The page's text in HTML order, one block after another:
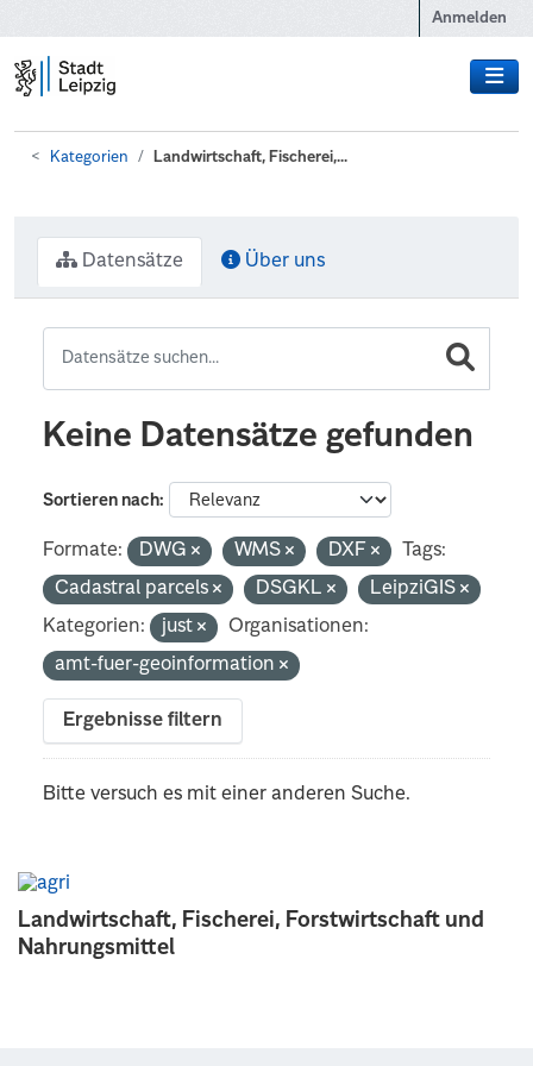
Anmelden
Kategorien Landwirtschaft, Fischerei,...
Landwirtschaft, Fischerei, Forstwirtschaft und
Nahrungsmittel
Datensätze Über uns
Keine Datensätze gefunden
Sortieren nach
Formate: DWG WMS DXF
Tags:
Cadastral parcels
DSGKL
LeipziGIS
Kategorien:
just
Organisationen:
amt-fuer-geoinformation
Ergebnisse filtern
Bitte versuch es mit einer anderen Suche.